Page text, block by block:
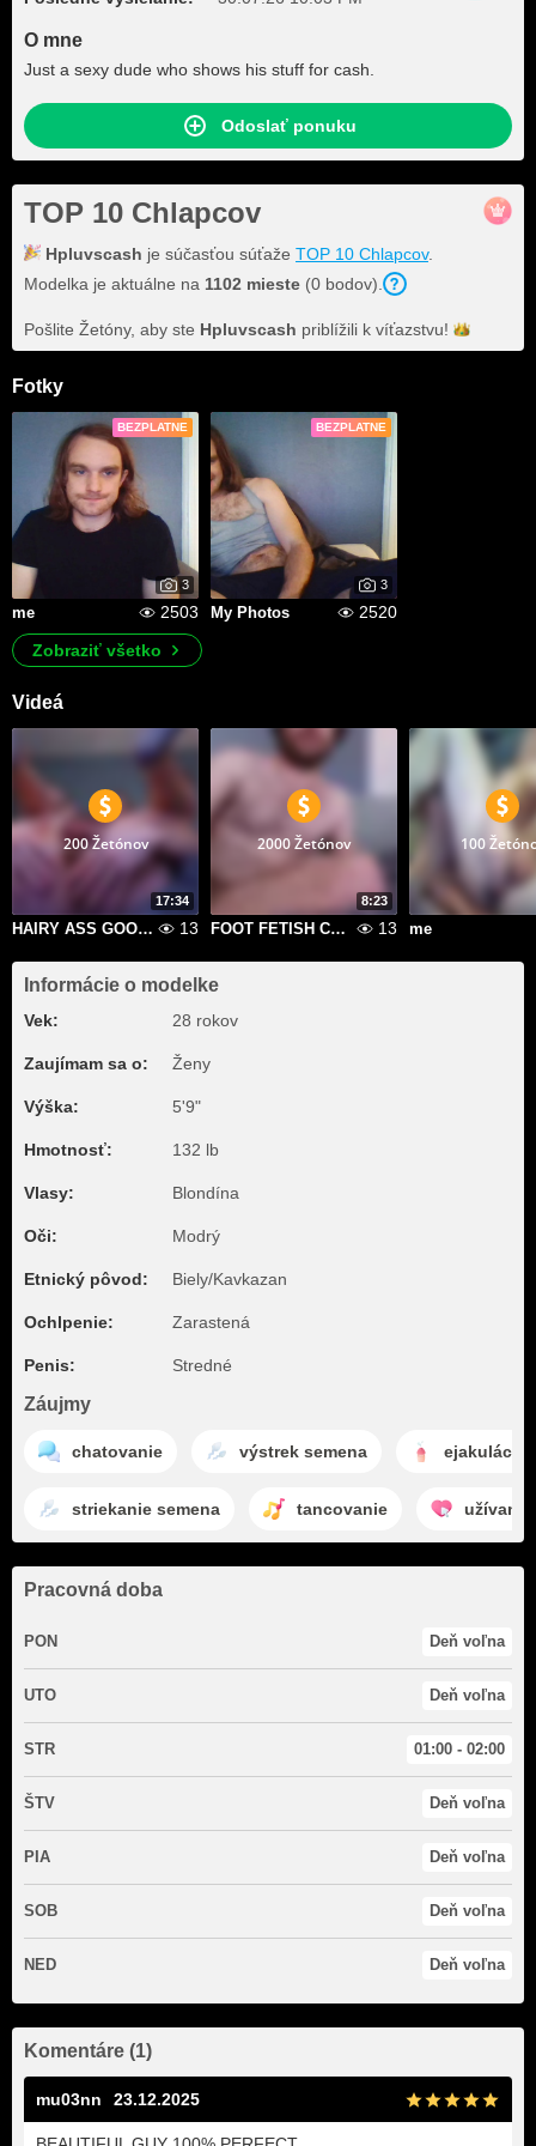
O mne
Just a sexy dude who shows his stuff for cash.
Odoslať ponuku
TOP 10 Chlapcov
Hpluvscash je súčasťou súťaže TOP 10 Chlapcov.
Modelka je aktuálne na 1102 mieste (0 bodov).
Pošlite Žetóny, aby ste Hpluvscash priblížili k víťazstvu!
Fotky
BEZPLATNE
3
me 2503
BEZPLATNE
3
My Photos
2520
Zobraziť všetko
Videá
17:34
200 Žetónov
HAIRY ASS GOONER VID 13
8:23
2000 Žetónov
FOOT FETISH CUM SHOT ON FEET 13
100
me
Informácie o modelke
Vek: 28 rokov
Zaujímam sa o: Ženy
Výška: 5'9"
Hmotnosť: 132 lb
Vlasy: Blondína
Oči: Modrý
Etnický pôvod: Biely/Kavkazan
Ochlpenie: Zarastená
Penis: Stredné
Záujmy
chatovanie výstrek semena ejakulácia
striekanie semena tancovanie užívanie
Pracovná doba
PON Deň voľna
UTO Deň voľna
STR 01:00 - 02:00
ŠTV Deň voľna
PIA Deň voľna
SOB Deň voľna
NED Deň voľna
Komentáre (1)
mu03nn 23.12.2025